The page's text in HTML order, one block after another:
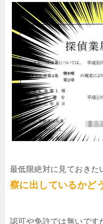
最低限絶対に見ておきた
察に出しているかど
認可や免許では無いです